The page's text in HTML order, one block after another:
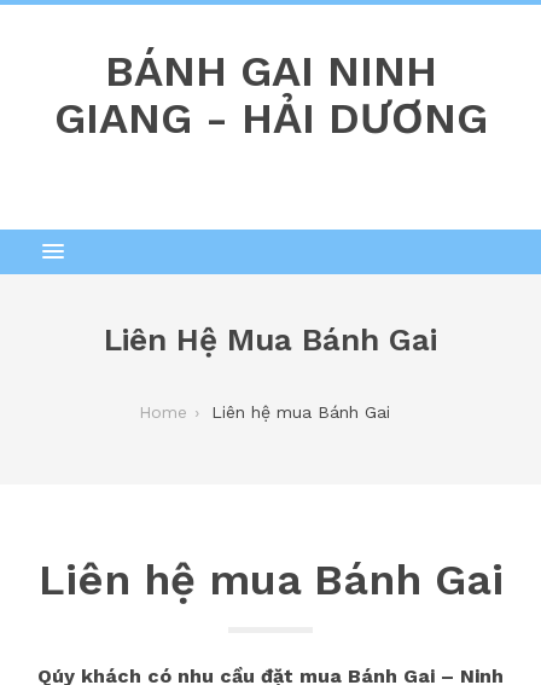
BÁNH GAI NINH
GIANG - HẢI DƯƠNG
Liên Hệ Mua Bánh Gai
Home Liên hệ mua Bánh Gai
Liên hệ mua Bánh Gai
Qúy khách có nhu cầu đặt mua Bánh Gai – Ninh